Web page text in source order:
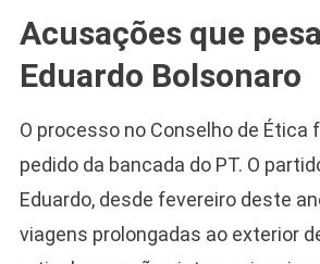
Acusações que
Eduardo Bolsonaro
O processo no Conselho de Ética
pedido da bancada do PT. O
Eduardo, desde fevereiro deste
viagens prolongadas ao exterior